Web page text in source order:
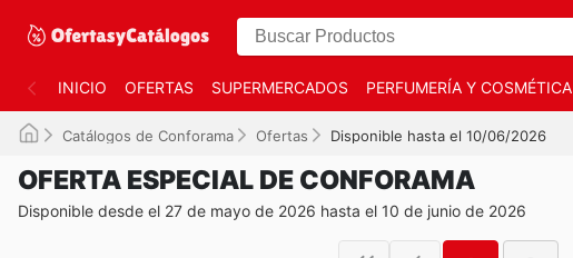
INICIO OFERTAS SUPERMERCADOS PERFUMERÍA Y COSMÉTICA
Catálogos de Conforama Ofertas Disponible hasta el 10/06/2026
OFERTA ESPECIAL DE CONFORAMA
Disponible desde el 27 de mayo de 2026 hasta el 10 de junio de 2026